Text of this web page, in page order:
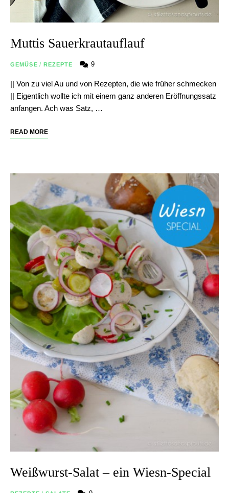
Muttis Sauerkrautauflauf
GEMÜSE / REZEPTE 9
|| Von zu viel Au und von Rezepten, die wie früher schmecken
|| Eigentlich wollte ich mit einem ganz anderen Eröffnungssatz
anfangen. Ach was Satz, …
READ MORE
Weißwurst-Salat – ein Wiesn-Special